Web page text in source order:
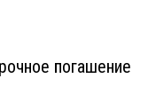
погашение